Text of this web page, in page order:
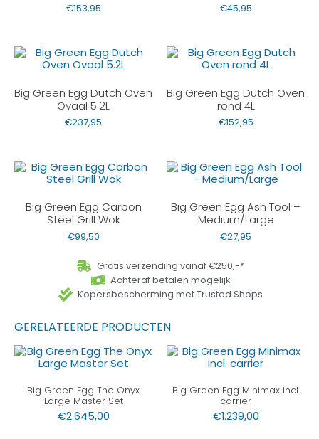
€153,95 €45,95
Big Green Egg Dutch Oven
Ovaal 5.2L
€237,95
Big Green Egg Dutch Oven
rond 4L
€152,95
Big Green Egg Carbon
Steel Grill Wok
€99,50
Big Green Egg Ash Tool –
Medium/Large
€27,95
Gratis verzending vanaf €250,-*
Achteraf betalen mogelijk
Kopersbescherming met Trusted Shops
GERELATEERDE PRODUCTEN
Big Green Egg The Onyx
Large Master Set
€2.645,00
Big Green Egg Minimax incl.
carrier
€1.239,00